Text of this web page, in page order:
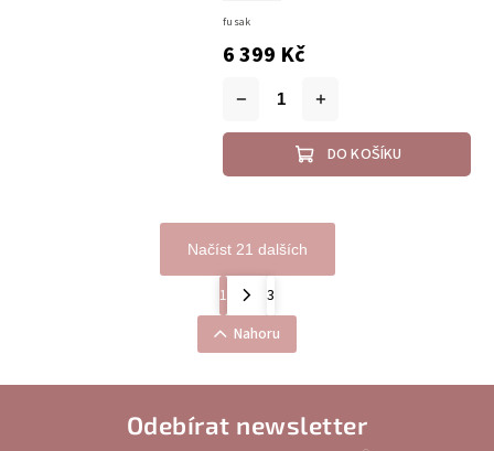
6 399 Kč
DO KOŠÍKU
fusak
Načíst 21 dalších
1
3
Nahoru
Odebírat newsletter